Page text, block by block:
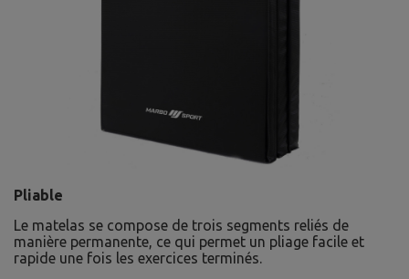
Pliable
Le matelas se compose de trois segments reliés de
manière permanente, ce qui permet un pliage facile et
rapide une fois les exercices terminés.